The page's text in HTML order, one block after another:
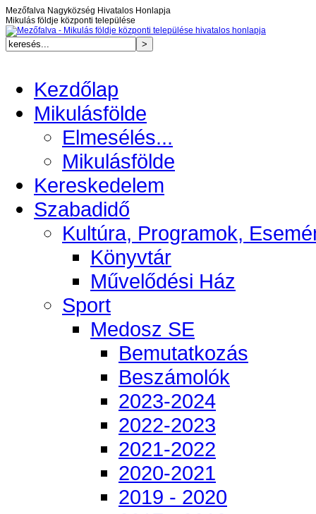
Mezőfalva Nagyközség Hivatalos Honlapja
Mikulás földje központi települése
Kezdőlap
Mikulásfölde
Elmesélés...
Mikulásfölde
Kereskedelem
Szabadidő
Kultúra, Programok,
Könyvtár
Művelődési Ház
Sport
Medosz SE
Bemutatkozás
Beszámolók
2023-2024
2022-2023
2021-2022
2020-2021
2019 - 2020